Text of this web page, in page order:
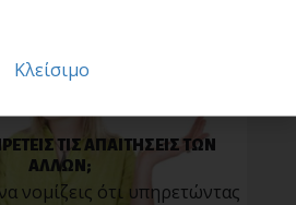
ΤΙΣ ΑΠΑΙΤΗΣΕΙΣ ΤΩΝ
ΑΛΛΩΝ;
νομίζεις ότι υπηρετώντας
Κλείσιμο